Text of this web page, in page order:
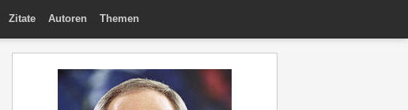
Zitate Autoren Themen